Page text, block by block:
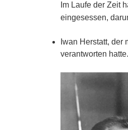
Im Laufe der Zeit
eingesessen,
Iwan Herstatt, der
verantworten hatte.